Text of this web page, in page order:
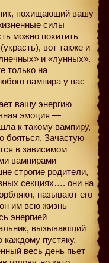
похищающий вашу
силы
можно похитить
вот также и
и «лунных».
только на
вампира у вас
вашу энергию
эмоция —
к такому вампиру,
бояться. Зачастую
в зависимом
вампирами
строгие родители,
секциях…. они на
называют его
им всю жизнь
энергией
вызывающий
каждому пустяку.
весь день пьет